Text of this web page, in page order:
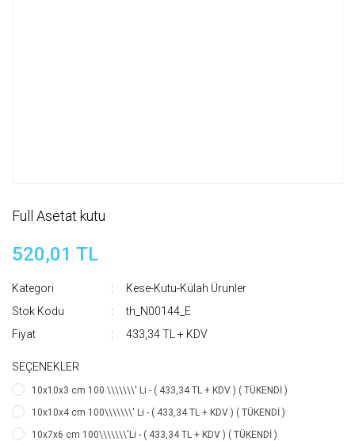
Full Asetat kutu
520,01 TL
Kategori
Kese-Kutu-Külah Ürünler
Stok Kodu
th_N00144_E
Fiyat
433,34 TL + KDV
SEÇENEKLER
10x10x3 cm 100 \\\\\\\' Li - ( 433,34 TL + KDV ) ( TÜKENDİ )
10x10x4 cm 100\\\\\\\' Li - ( 433,34 TL + KDV ) ( TÜKENDİ )
10x7x6 cm 100\\\\\\\'Li - ( 433,34 TL + KDV ) ( TÜKENDİ )